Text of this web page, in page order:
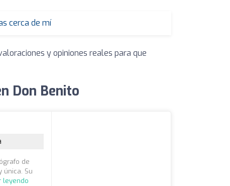
cerca de mí
y opiniones reales para que
Don Benito
de
única. Su
leyendo